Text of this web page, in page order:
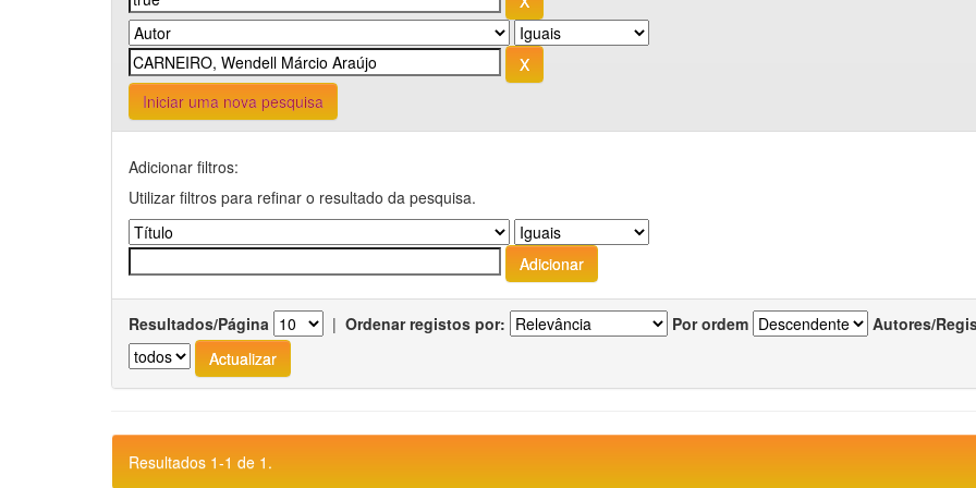
Iniciar uma nova pesquisa
Adicionar filtros:
Utilizar filtros para refinar o resultado da pesquisa.
Resultados/Página | Ordenar registos por: Por ordem Autores/
Resultados 1-1 de 1.